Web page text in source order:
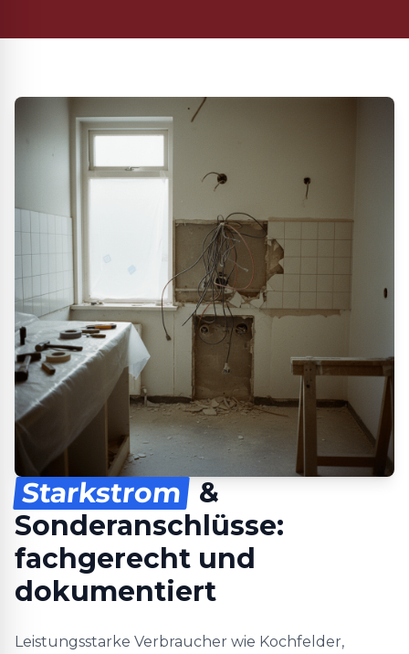
Starkstrom &
Sonderanschlüsse:
fachgerecht und
dokumentiert
Leistungsstarke Verbraucher wie Kochfelder,